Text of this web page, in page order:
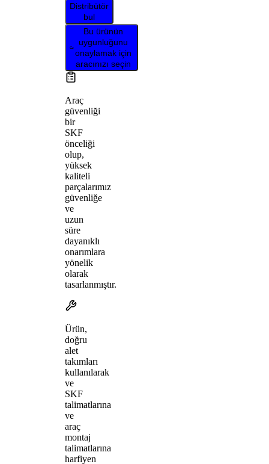
Distribütör
bul
Bu ürünün
uygunluğunu
onaylamak için
aracınızı seçin
Araç
güvenliği
bir
SKF
önceliği
olup,
yüksek
kaliteli
parçalarımız
güvenliğe
ve
uzun
süre
dayanıklı
onarımlara
yönelik
olarak
tasarlanmıştır.
Ürün,
doğru
alet
takımları
kullanılarak
ve
SKF
talimatlarına
ve
araç
montaj
talimatlarına
harfiyen